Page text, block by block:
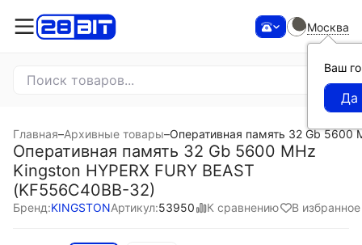
Москва
Ваш
Главная–Архивные товары–Оперативная память 32 Gb 5600
Оперативная память 32 Gb 5600 MHz
Kingston HYPERX FURY BEAST
(KF556C40BB-32)
Бренд:KINGSTONАртикул:53950 К сравнению В избранное